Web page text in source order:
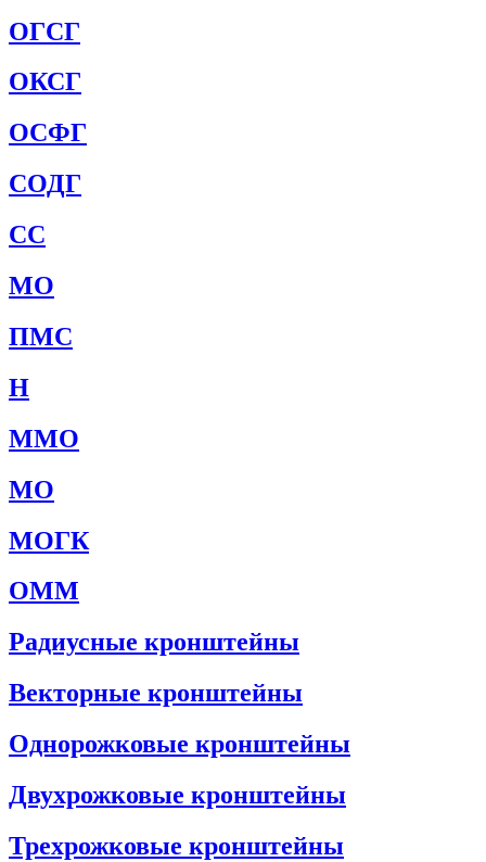
ОГСГ
ОКСГ
ОСФГ
СОДГ
СС
МО
ПМС
Н
ММО
МО
МОГК
ОММ
Радиусные кронштейны
Векторные кронштейны
Однорожковые кронштейны
Двухрожковые кронштейны
Трехрожковые кронштейны